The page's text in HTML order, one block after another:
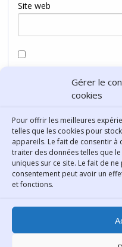
Gérer le
cookies
Pour offrir les meilleures
telles que les cookies pour
appareils. Le fait de consentir
traiter des données telles que
uniques sur ce site. Le fait de
consentement peut avoir un
et fonctions.
Site web
navigateur pour mon